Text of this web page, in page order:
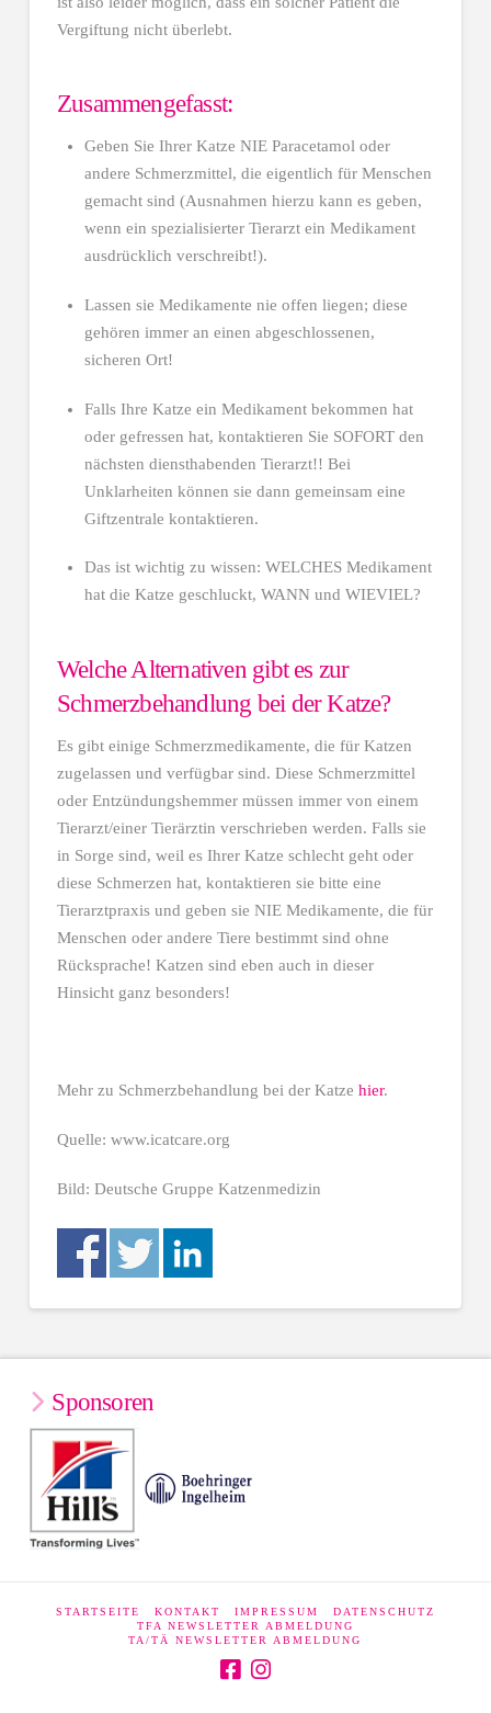
Vergiftung nicht überlebt.
Zusammengefasst:
Geben Sie Ihrer Katze NIE Paracetamol oder
andere Schmerzmittel, die eigentlich für Menschen
gemacht sind (Ausnahmen hierzu kann es geben,
wenn ein spezialisierter Tierarzt ein Medikament
ausdrücklich verschreibt!).
Lassen sie Medikamente nie offen liegen; diese
gehören immer an einen abgeschlossenen,
sicheren Ort!
Falls Ihre Katze ein Medikament bekommen hat
oder gefressen hat, kontaktieren Sie SOFORT den
nächsten diensthabenden Tierarzt!! Bei
Unklarheiten können sie dann gemeinsam eine
Giftzentrale kontaktieren.
Das ist wichtig zu wissen: WELCHES Medikament
hat die Katze geschluckt, WANN und WIEVIEL?
Welche Alternativen gibt es zur
Schmerzbehandlung bei der Katze?
Es gibt einige Schmerzmedikamente, die für Katzen
zugelassen und verfügbar sind. Diese Schmerzmittel
oder Entzündungshemmer müssen immer von einem
Tierarzt/einer Tierärztin verschrieben werden. Falls sie
in Sorge sind, weil es Ihrer Katze schlecht geht oder
diese Schmerzen hat, kontaktieren sie bitte eine
Tierarztpraxis und geben sie NIE Medikamente, die für
Menschen oder andere Tiere bestimmt sind ohne
Rücksprache! Katzen sind eben auch in dieser
Hinsicht ganz besonders!
Mehr zu Schmerzbehandlung bei der Katze hier.
Quelle: www.icatcare.org
Bild: Deutsche Gruppe Katzenmedizin
Sponsoren
STARTSEITE KONTAKT IMPRESSUM
DATENSCHUTZ
TFA NEWSLETTER ABMELDUNG
TA/TÄ NEWSLETTER ABMELDUNG